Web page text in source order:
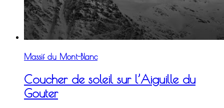
Massif du Mont-Blanc
Coucher de soleil sur l’Aiguille du
Gouter